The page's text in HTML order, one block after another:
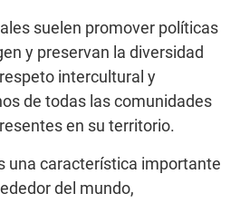
suelen promover políticas
y preservan la diversidad
intercultural y
de todas las comunidades
en su territorio.
una característica importante
del mundo,